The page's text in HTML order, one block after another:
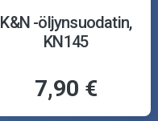
K&N -öljynsuodatin,
KN145
7,90 €